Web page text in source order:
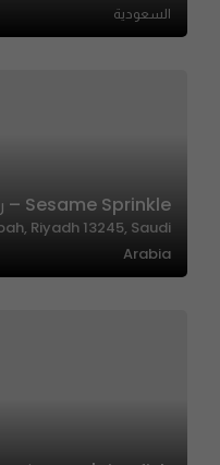
السعودية
Sesame Sprinkle – رشة سمسم
Riyadh 13245, Saudi
Arabia